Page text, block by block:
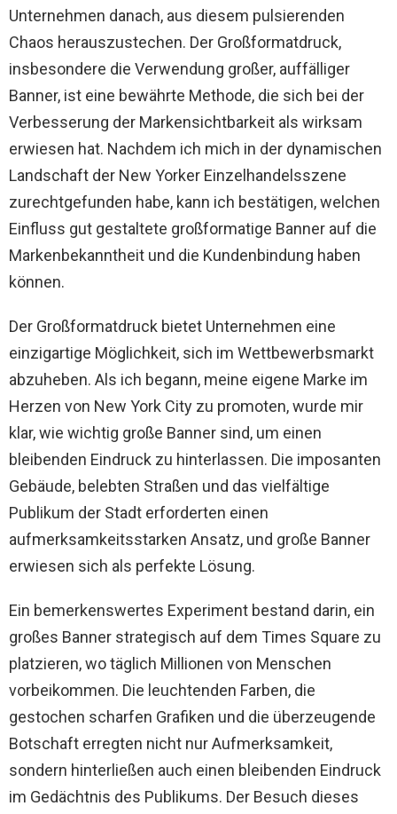
Unternehmen danach, aus diesem pulsierenden
Chaos herauszustechen. Der Großformatdruck,
insbesondere die Verwendung großer, auffälliger
Banner, ist eine bewährte Methode, die sich bei der
Verbesserung der Markensichtbarkeit als wirksam
erwiesen hat. Nachdem ich mich in der dynamischen
Landschaft der New Yorker Einzelhandelsszene
zurechtgefunden habe, kann ich bestätigen, welchen
Einfluss gut gestaltete großformatige Banner auf die
Markenbekanntheit und die Kundenbindung haben
können.
Der Großformatdruck bietet Unternehmen eine
einzigartige Möglichkeit, sich im Wettbewerbsmarkt
abzuheben. Als ich begann, meine eigene Marke im
Herzen von New York City zu promoten, wurde mir
klar, wie wichtig große Banner sind, um einen
bleibenden Eindruck zu hinterlassen. Die imposanten
Gebäude, belebten Straßen und das vielfältige
Publikum der Stadt erforderten einen
aufmerksamkeitsstarken Ansatz, und große Banner
erwiesen sich als perfekte Lösung.
Ein bemerkenswertes Experiment bestand darin, ein
großes Banner strategisch auf dem Times Square zu
platzieren, wo täglich Millionen von Menschen
vorbeikommen. Die leuchtenden Farben, die
gestochen scharfen Grafiken und die überzeugende
Botschaft erregten nicht nur Aufmerksamkeit,
sondern hinterließen auch einen bleibenden Eindruck
im Gedächtnis des Publikums. Der Besuch dieses